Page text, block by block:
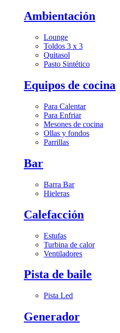
Ambientación
Lounge
Toldos 3 x 3
Quitasol
Pasto Sintético
Equipos de cocina
Para Calentar
Para Enfriar
Mesones de cocina
Ollas y fondos
Parrillas
Bar
Barra Bar
Hieleras
Calefacción
Estufas
Turbina de calor
Ventiladores
Pista de baile
Pista Led
Generador